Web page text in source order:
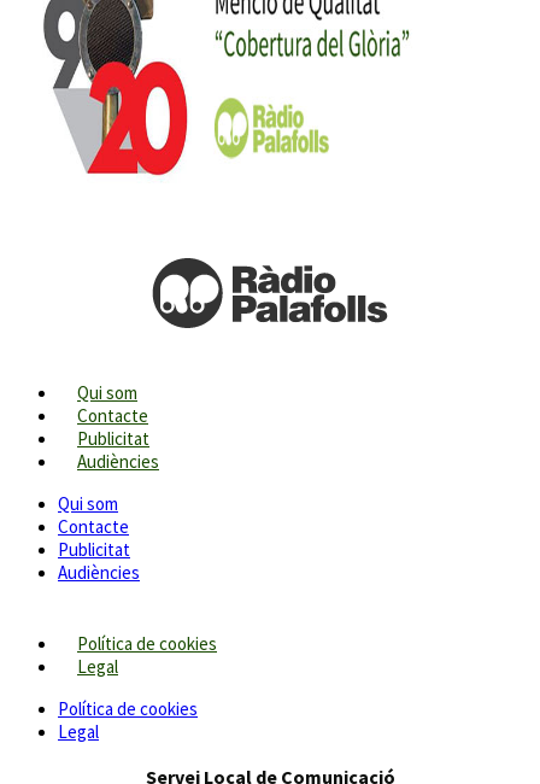
Qui som
Contacte
Publicitat
Audiències
Qui som
Contacte
Publicitat
Audiències
Política de cookies
Legal
Política de cookies
Legal
Servei Local de Comunicació